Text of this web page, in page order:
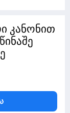
კანონით